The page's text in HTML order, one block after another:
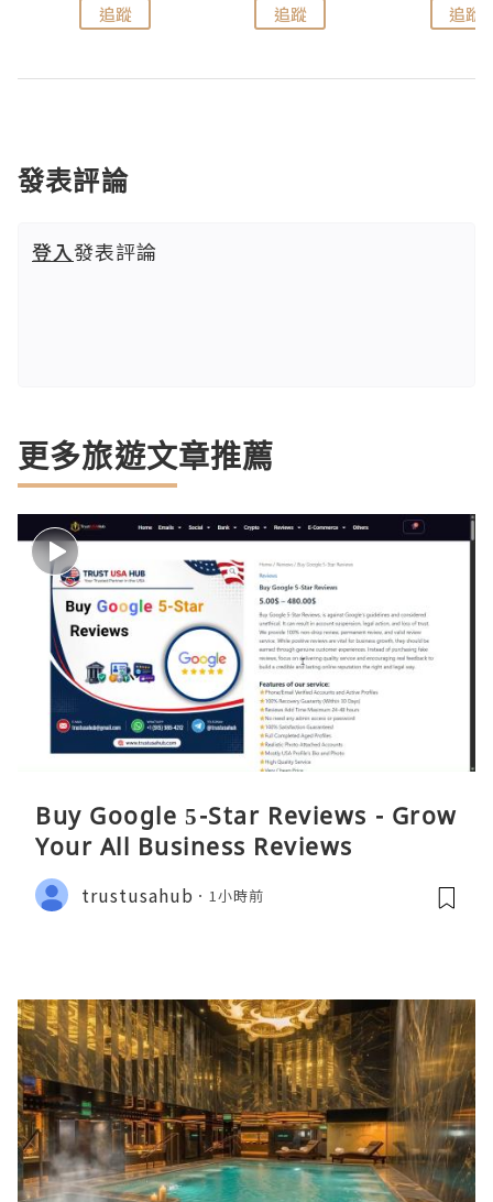
追蹤 追蹤 追蹤
發表評論
登入發表評論
更多旅遊文章推薦
Buy Google 5-Star Reviews - Grow
Your All Business Reviews
trustusahub 1小時前